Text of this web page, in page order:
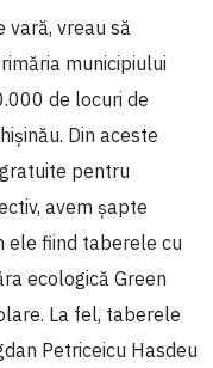
vară, vreau să
municipiului
de locuri de
Din aceste
pentru
avem șapte
ele fiind taberele cu
ecologică Green
La fel, taberele
Petriceicu Hasdeu